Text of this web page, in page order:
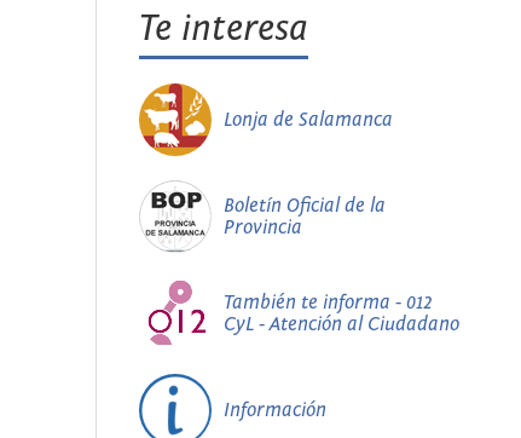
Te interesa
Lonja de Salamanca
Boletín Oficial de la
Provincia
También te informa - 012
CyL - Atención al Ciudadano
Información